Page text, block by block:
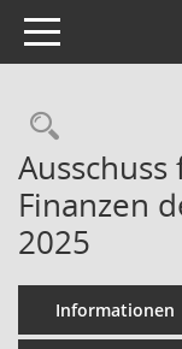
Toggle navigation
Finanzen
2025
Informationen